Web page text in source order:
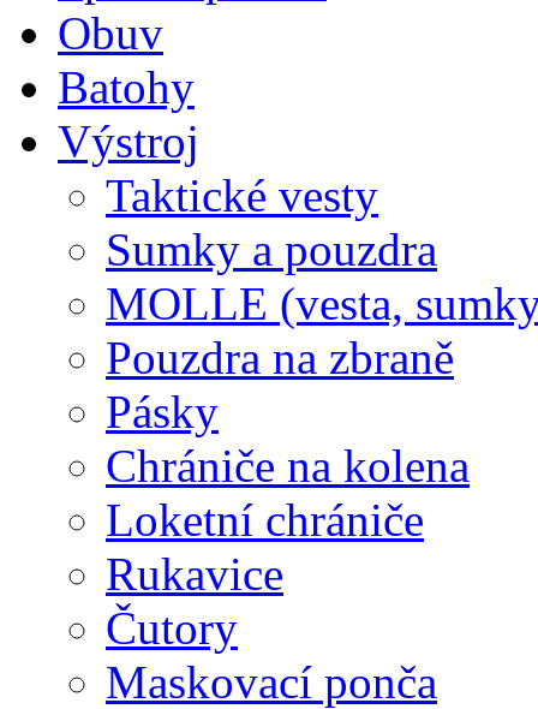
Obuv
Batohy
Výstroj
Taktické vesty
Sumky a pouzdra
MOLLE (vesta,
Pouzdra na zbraně
Pásky
Chrániče na kolena
Loketní chrániče
Rukavice
Čutory
Maskovací ponča